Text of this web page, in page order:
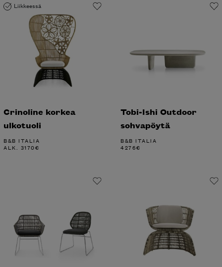
Liikkeessä
Crinoline korkea
ulkotuoli
B&B ITALIA
ALK. 3170€
Tobi-Ishi Outdoor
sohvapöytä
B&B ITALIA
4276€